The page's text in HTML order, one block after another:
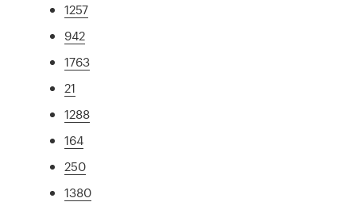
1257
942
1763
21
1288
164
250
1380